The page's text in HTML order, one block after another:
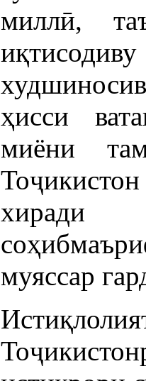
миллӣ,
ҳисси
миёни
муяссар